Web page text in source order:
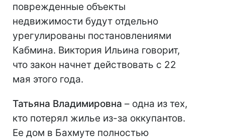
поврежденные объекты
недвижимости будут отдельно
урегулированы постановлениями
Кабмина. Виктория Ильина говорит,
что закон начнет действовать с 22
мая этого года.
Татьяна Владимировна – одна из тех,
кто потерял жилье из-за оккупантов.
Ее дом в Бахмуте полностью